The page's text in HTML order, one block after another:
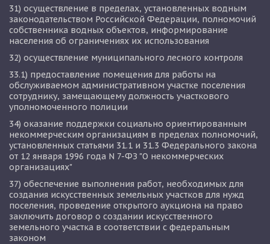
31) осуществление в пределах, установленных водным
законодательством Российской Федерации, полномочий
собственника водных объектов, информирование
населения об ограничениях их использования
32) осуществление муниципального лесного контроля
33.1) предоставление помещения для работы на
обслуживаемом административном участке поселения
сотруднику, замещающему должность участкового
уполномоченного полиции
34) оказание поддержки социально ориентированным
некоммерческим организациям в пределах полномочий,
установленных статьями 31.1 и 31.3 Федерального закона
от 12 января 1996 года N 7-ФЗ "О некоммерческих
организациях"
37) обеспечение выполнения работ, необходимых для
создания искусственных земельных участков для нужд
поселения, проведение открытого аукциона на право
заключить договор о создании искусственного
земельного участка в соответствии с федеральным
законом